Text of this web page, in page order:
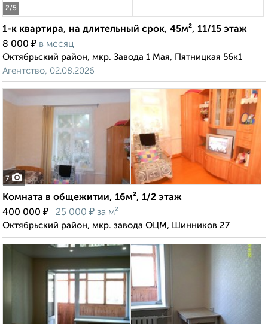
2/5
1-к квартира, на длительный срок, 45м², 11/15 этаж
8 000 ₽ в месяц
Октябрьский район, мкр. Завода 1 Мая, Пятницкая 56к1
Агентство, 02.08.2026
7
Комната в общежитии, 16м², 1/2 этаж
400 000 ₽ 25 000 ₽ за м²
Октябрьский район, мкр. завода ОЦМ, Шинников 27